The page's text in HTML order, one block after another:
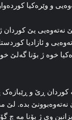
و وێره‌کیا
نه‌ته‌وه‌یی یێ
و ئازادیا
ژ بۆنا گه‌لێ
کوردان ڕێ و
بده‌. لێ
وی ژ بۆنا مه‌ چ